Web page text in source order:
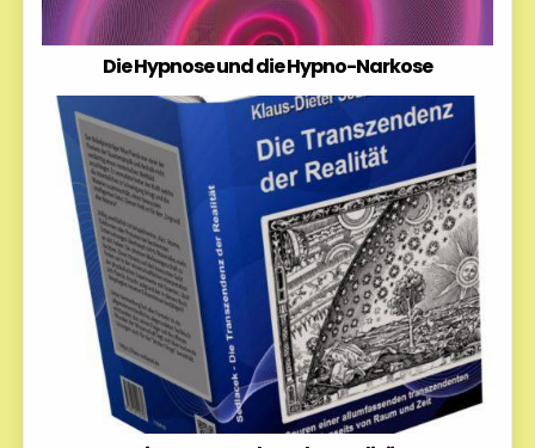
Die Hypnose und die Hypno-Narkose